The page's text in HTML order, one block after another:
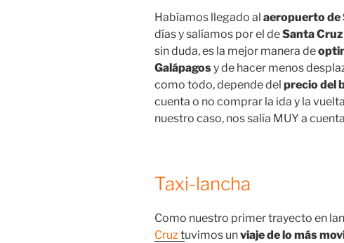
Habíamos llegado al aeropuerto de
días y salíamos por el deSanta Cruz
sin duda, es la mejor manera de
Galápagosy de hacer menos
como todo, depende del precio del
cuenta o no comprar la ida y la
nuestro caso, nos salía MUY a
Taxi-lancha
Como nuestro primer trayecto en
Cruztuvimos unviaje de lo más